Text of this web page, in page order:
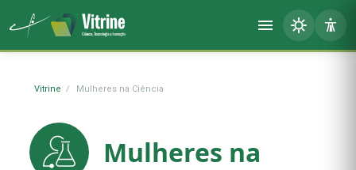
Vitrine Mulheres na Ciência
Mulheres na